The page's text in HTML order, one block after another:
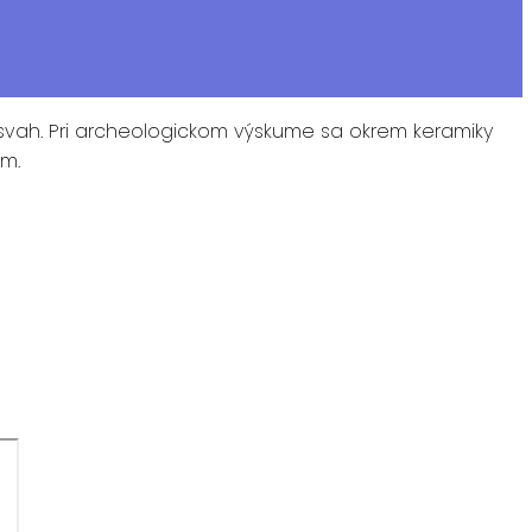
Pri archeologickom výskume sa okrem keramiky